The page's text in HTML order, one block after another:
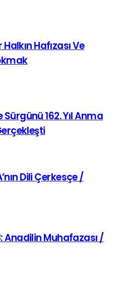
Hafızası Ve
Sürgünü 162. Yıl Anma
Dili Çerkesçe /
Anadilin Muhafazası /